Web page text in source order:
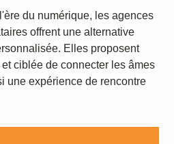
du numérique, les agences
offrent une alternative
Elles proposent
ciblée de connecter les âmes
une expérience de rencontre